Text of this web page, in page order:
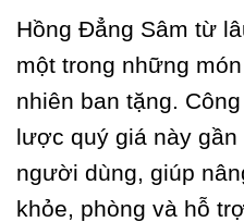
Hồng Đẳng Sâm từ
một trong những
nhiên ban tặng.
lược quý giá này
người dùng, giúp
khỏe, phòng và hỗ